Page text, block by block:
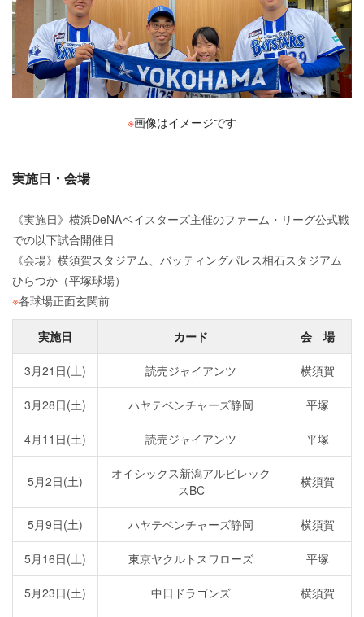
※画像はイメージです
実施日・会場
《実施日》横浜DeNAベイスターズ主催のファーム・リーグ公式戦
での以下試合開催日
《会場》横須賀スタジアム、バッティングパレス相石スタジアム
ひらつか（平塚球場）
※各球場正面玄関前
実施日 カード 会 場
3月21日(土) 読売ジャイアンツ 横須賀
3月28日(土) ハヤテベンチャーズ静岡 平塚
4月11日(土) 読売ジャイアンツ 平塚
5月2日(土)
オイシックス新潟アルビレック
スBC
横須賀
5月9日(土) ハヤテベンチャーズ静岡 横須賀
5月16日(土) 東京ヤクルトスワローズ 平塚
5月23日(土) 中日ドラゴンズ 横須賀